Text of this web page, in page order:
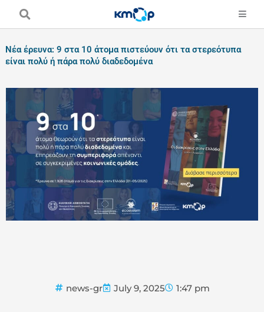
Νέα έρευνα: 9 στα 10 άτομα πιστεύουν ότι τα στερεότυπα
είναι πολύ ή πάρα πολύ διαδεδομένα
news-gr July 9, 2025 1:47 pm